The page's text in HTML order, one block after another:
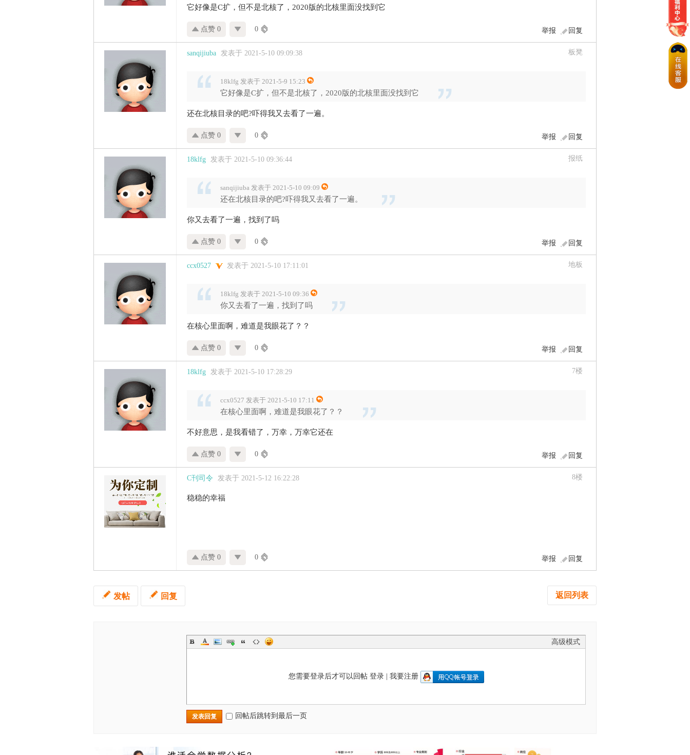
它好像是C扩，但不是北核了，2020版的北核里面没找到它
回复
举报
点赞 0 0
板凳
sanqijiuba 发表于 2021-5-10 09:09:38
18klfg 发表于 2021-5-9 15:23
它好像是C扩，但不是北核了，2020版的北核里面没找到它
还在北核目录的吧?吓得我又去看了一遍。
回复
举报
点赞 0 0
报纸
18klfg 发表于 2021-5-10 09:36:44
sanqijiuba 发表于 2021-5-10 09:09
还在北核目录的吧?吓得我又去看了一遍。
你又去看了一遍，找到了吗
回复
举报
点赞 0 0
地板
ccx0527 发表于 2021-5-10 17:11:01
18klfg 发表于 2021-5-10 09:36
你又去看了一遍，找到了吗
在核心里面啊，难道是我眼花了？？
回复
举报
点赞 0 0
7楼
18klfg 发表于 2021-5-10 17:28:29
ccx0527 发表于 2021-5-10 17:11
在核心里面啊，难道是我眼花了？？
不好意思，是我看错了，万幸，万幸它还在
回复
举报
点赞 0 0
8楼
C刊司令 发表于 2021-5-12 16:22:28
稳稳的幸福
回复
举报
点赞 0 0
返回列表
发帖 回复
高级模式
您需要登录后才可以回帖 登录| 我要注册
发表回复 回帖后跳转到最后一页